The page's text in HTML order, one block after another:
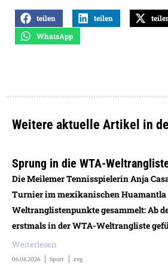
teilen teilen
WhatsApp
Weitere aktuelle Artikel in
Sprung in die WTA-
Die Meilemer Tennisspielerin Anja
Turnier im mexikanischen Huamantla
Weltranglistenpunkte gesammelt: Ab
erstmals in der WTA-Weltrangliste
Weiterlesen
06.08.2026 Sport zvg